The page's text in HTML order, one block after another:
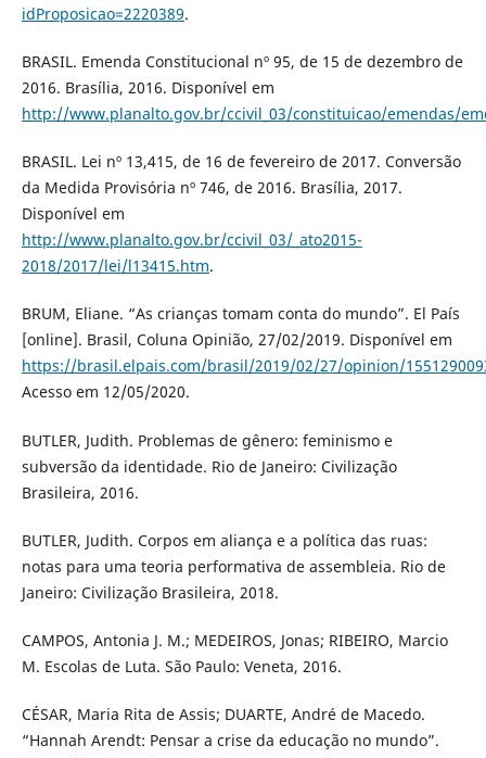
idProposicao=2220389.
BRASIL. Emenda Constitucional nº 95, de 15 de dezembro de
2016. Brasília, 2016. Disponível em
http://www.planalto.gov.br/ccivil_03/constituicao/emendas/emc/
BRASIL. Lei nº 13,415, de 16 de fevereiro de 2017. Conversão
da Medida Provisória nº 746, de 2016. Brasília, 2017.
Disponível em
http://www.planalto.gov.br/ccivil_03/_ato2015-
2018/2017/lei/l13415.htm.
BRUM, Eliane. “As crianças tomam conta do mundo”. El País
[online]. Brasil, Coluna Opinião, 27/02/2019. Disponível em
https://brasil.elpais.com/brasil/2019/02/27/opinion/
Acesso em 12/05/2020.
BUTLER, Judith. Problemas de gênero: feminismo e
subversão da identidade. Rio de Janeiro: Civilização
Brasileira, 2016.
BUTLER, Judith. Corpos em aliança e a política das ruas:
notas para uma teoria performativa de assembleia. Rio de
Janeiro: Civilização Brasileira, 2018.
CAMPOS, Antonia J. M.; MEDEIROS, Jonas; RIBEIRO, Marcio
M. Escolas de Luta. São Paulo: Veneta, 2016.
CÉSAR, Maria Rita de Assis; DUARTE, André de Macedo.
“Hannah Arendt: Pensar a crise da educação no mundo”.